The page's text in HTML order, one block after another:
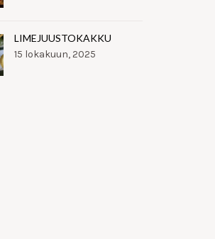
LIMEJUUSTOKAKKU
15 lokakuun, 2025